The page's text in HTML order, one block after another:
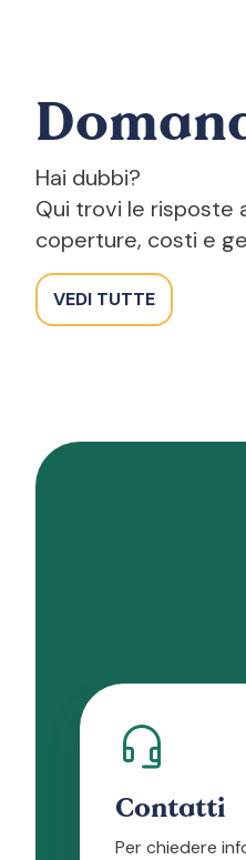
Hai dubbi?
Qui trovi le risposte
coperture, costi e
VEDI TUTTE
Contatti
Per chiedere